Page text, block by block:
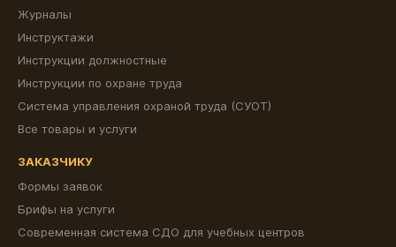
Журналы
Инструктажи
Инструкции должностные
Инструкции по охране труда
Система управления охраной труда (СУОТ)
Все товары и услуги
ЗАКАЗЧИКУ
Формы заявок
Брифы на услуги
Современная система СДО для учебных центров